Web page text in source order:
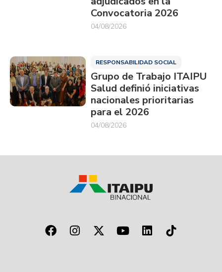
Convocatoria 2026
04/08/2026
RESPONSABILIDAD SOCIAL
Grupo de Trabajo ITAIPU
Salud definió iniciativas
nacionales prioritarias
para el 2026
04/08/2026